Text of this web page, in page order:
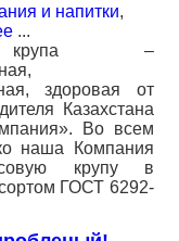
и напитки,
...
крупа –
здоровая от
Казахстана
Во всем
наша Компания
крупу в
ГОСТ 6292-